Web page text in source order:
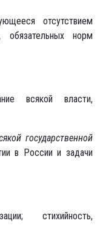
отсутствием
обязательных норм
всякой власти,
государственной
в России и задачи
стихийность,